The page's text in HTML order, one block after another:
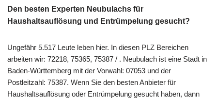
Den besten Experten Neubulachs für
Haushaltsauflösung und Entrümpelung gesucht?
Ungefähr 5.517 Leute leben hier. In diesen PLZ Bereichen
arbeiten wir: 72218, 75365, 75387 / . Neubulach ist eine Stadt in
Baden-Württemberg mit der Vorwahl: 07053 und der
Postleitzahl: 75387. Wenn Sie den besten Anbieter für
Haushaltsauflösung oder Entrümpelung gesucht haben, dann